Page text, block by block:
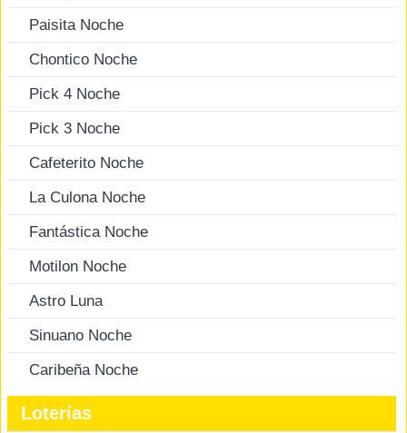
Paisita Noche
Chontico Noche
Pick 4 Noche
Pick 3 Noche
Cafeterito Noche
La Culona Noche
Fantástica Noche
Motilon Noche
Astro Luna
Sinuano Noche
Caribeña Noche
Loterías